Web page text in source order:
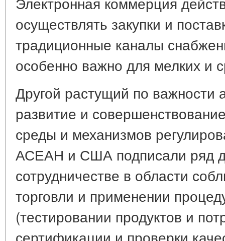
осуществлять закупки и
традиционные каналы
особенно важно для мелких и
Другой растущий по важности
развитие и
среды и механизмов
АСЕАН и США подписали ряд
сотрудничестве в области
торговли и применении
(тестировании продуктов и